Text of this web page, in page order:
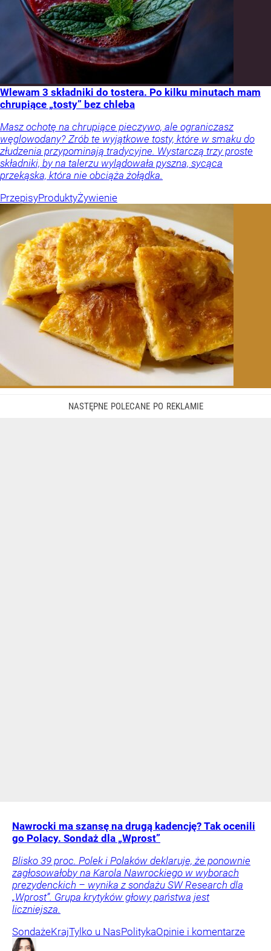
Wlewam 3 składniki do tostera. Po kilku minutach mam
chrupiące „tosty” bez chleba
Masz ochotę na chrupiące pieczywo, ale ograniczasz
węglowodany? Zrób te wyjątkowe tosty, które w smaku do
złudzenia przypominają tradycyjne. Wystarczą trzy proste
składniki, by na talerzu wylądowała pyszna, sycąca
przekąska, która nie obciąża żołądka.
PrzepisyProduktyŻywienie
Nawrocki ma szansę na drugą kadencję? Tak ocenili
go Polacy. Sondaż dla „Wprost”
Blisko 39 proc. Polek i Polaków deklaruje, że ponownie
zagłosowałoby na Karola Nawrockiego w wyborach
prezydenckich – wynika z sondażu SW Research dla
„Wprost”. Grupa krytyków głowy państwa jest
liczniejsza.
SondażeKrajTylko u NasPolitykaOpinie i komentarze